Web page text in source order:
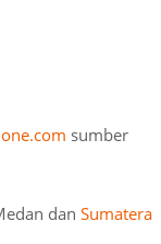
sumber
dan Sumatera